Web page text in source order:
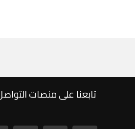
تابعنا على منصات